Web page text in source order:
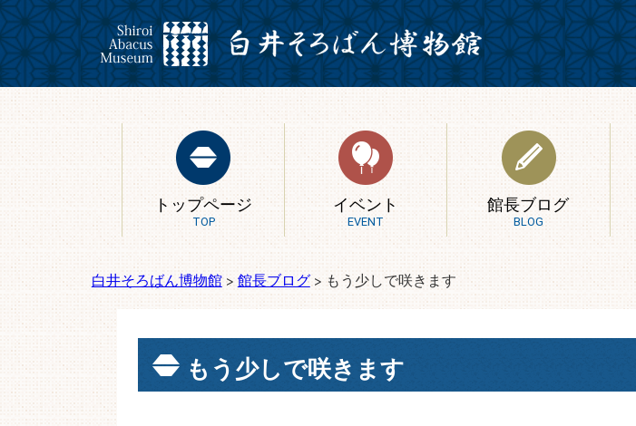
トップページ
TOP
イベント
EVENT
館長ブログ
BLOG
白井そろばん博物館> 館長ブログ> もう少しで咲きます
もう少しで咲きます